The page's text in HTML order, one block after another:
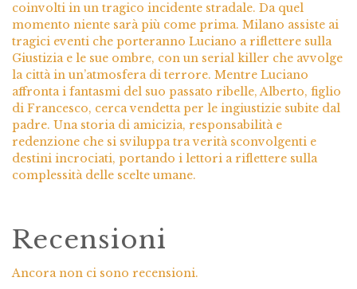
coinvolti in un tragico incidente stradale. Da quel
momento niente sarà più come prima. Milano assiste ai
tragici eventi che porteranno Luciano a riflettere sulla
Giustizia e le sue ombre, con un serial killer che avvolge
la città in un’atmosfera di terrore. Mentre Luciano
affronta i fantasmi del suo passato ribelle, Alberto, figlio
di Francesco, cerca vendetta per le ingiustizie subite dal
padre. Una storia di amicizia, responsabilità e
redenzione che si sviluppa tra verità sconvolgenti e
destini incrociati, portando i lettori a riflettere sulla
complessità delle scelte umane.
Recensioni
Ancora non ci sono recensioni.